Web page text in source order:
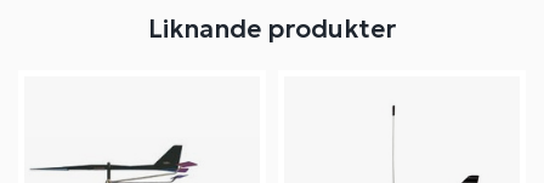
Liknande produkter